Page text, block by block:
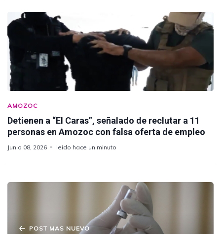
AMOZOC
Detienen a “El Caras”, señalado de reclutar a 11
personas en Amozoc con falsa oferta de empleo
Junio 08, 2026 leido hace un minuto
POST MAS NUEVO